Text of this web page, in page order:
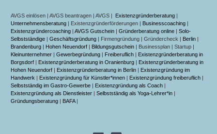
AVGS einlösen | AVGS beantragen | AVGS | Existenzgründerberatung
Unternehmensberatung | Existenzgründerförderungen | Businesscoaching
Existenzgründercoaching |AVGS Gutschein |Gründerberatung online |Solo-
Selbstständige |Geschäftsgründung | Firmengründung | Gründercheck | Berlin
Brandenburg
Hohen Neuendorf Bildungsgutschein | Businessplan | Startup |
Kleinunternehmer |Gewerbegründung Freiberuflich
Existenzgründerberatung in
Borgsdorf
Existenzgründerberatung in Oranienburg
Existenzgründerberatung in
Hohen Neuendorf
Existenzgründerberatung in Berlin
Existenzgründung im
Handwerk
Existenzgründung für Künstler*innen Existenzgründung freiberuflich
Selbstständig im Gastro-Gewerbe
Existenzgründung als Coach
Existenzgründung als Dienstleister |Selbstständig als Yoga-Lehrer*in
Gründungsberatung
BAFA|